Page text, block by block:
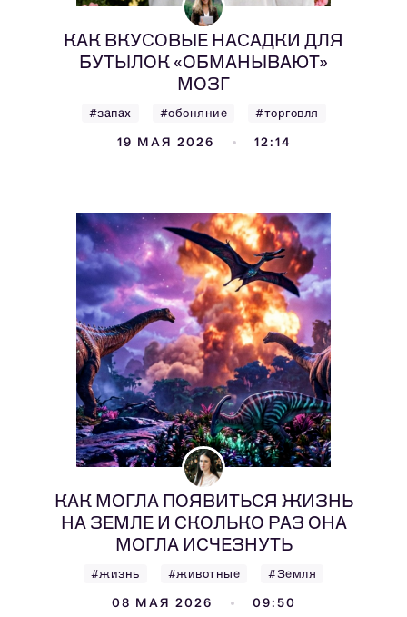
КАК ВКУСОВЫЕ НАСАДКИ ДЛЯ
БУТЫЛОК «ОБМАНЫВАЮТ»
МОЗГ
#запах #обоняние #торговля
19 МАЯ 2026 12:14
КАК МОГЛА ПОЯВИТЬСЯ ЖИЗНЬ
НА ЗЕМЛЕ И СКОЛЬКО РАЗ ОНА
МОГЛА ИСЧЕЗНУТЬ
#жизнь #животные #Земля
08 МАЯ 2026 09:50